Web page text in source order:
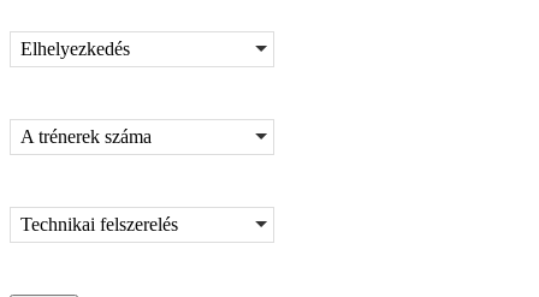
Elhelyezkedés
A trénerek száma
Technikai felszerelés